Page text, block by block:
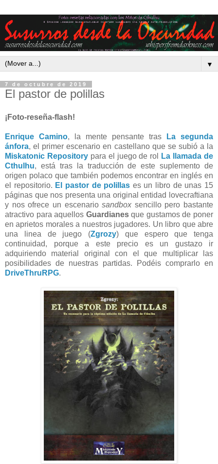
▼
7 de octubre de 2019
El pastor de polillas
¡Foto-reseña-flash!
Enrique Camino, la mente pensante tras
La segunda
ánfora, el primer escenario en castellano que se subió a la
Miskatonic Repositorypara el juego de rol
La llamada de
Cthulhu, está tras la traducción de este suplemento de
origen polaco que también podemos encontrar en inglés en
el repositorio. El pastor de polillas es un libro de unas 15
páginas que nos presenta una original entidad lovecraftiana
y nos ofrece un escenariosandbox sencillo pero bastante
atractivo para aquellos Guardianesque gustamos de poner
en aprietos morales a nuestros jugadores. Un libro que abre
una linea de juego (Zgrozy) que espero que tenga
continuidad, porque a este precio es un gustazo ir
adquiriendo material original con el que multiplicar las
posibilidades de nuestras partidas. Podéis comprarlo en
DriveThruRPG.